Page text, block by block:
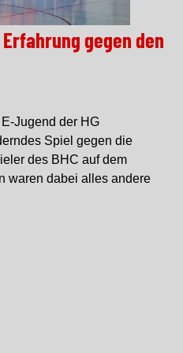
gegen den
Jugend der HG
Spiel gegen die
des BHC auf dem
waren dabei alles andere